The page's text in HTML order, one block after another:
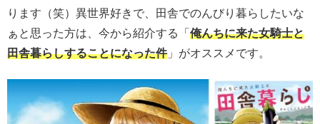
ります（笑）異世界好きで、田舎でのんびり暮らしたいな
ぁと思った方は、今から紹介する「 俺んちに来た女騎士と
田舎暮らしすることになった件」がオススメです。